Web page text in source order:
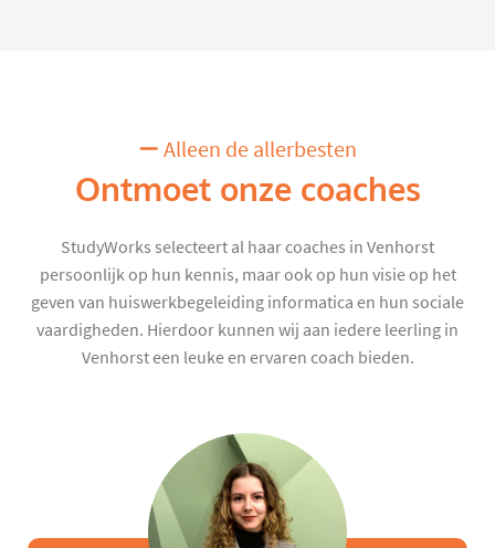
Alleen de allerbesten
Ontmoet onze coaches
StudyWorks selecteert al haar coaches in Venhorst
persoonlijk op hun kennis, maar ook op hun visie op het
geven van huiswerkbegeleiding informatica en hun sociale
vaardigheden. Hierdoor kunnen wij aan iedere leerling in
Venhorst een leuke en ervaren coach bieden.